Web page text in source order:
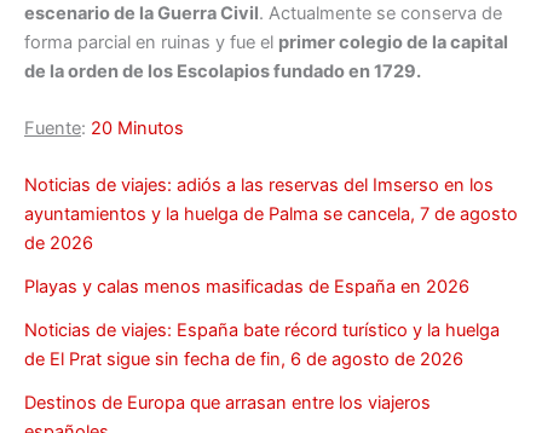
escenario de la Guerra Civil. Actualmente se conserva de
forma parcial en ruinas y fue el primer colegio de la capital
de la orden de los Escolapios fundado en 1729.
Fuente: 20 Minutos
Noticias de viajes: adiós a las reservas del Imserso en los
ayuntamientos y la huelga de Palma se cancela, 7 de agosto
de 2026
Playas y calas menos masificadas de España en 2026
Noticias de viajes: España bate récord turístico y la huelga
de El Prat sigue sin fecha de fin, 6 de agosto de 2026
Destinos de Europa que arrasan entre los viajeros